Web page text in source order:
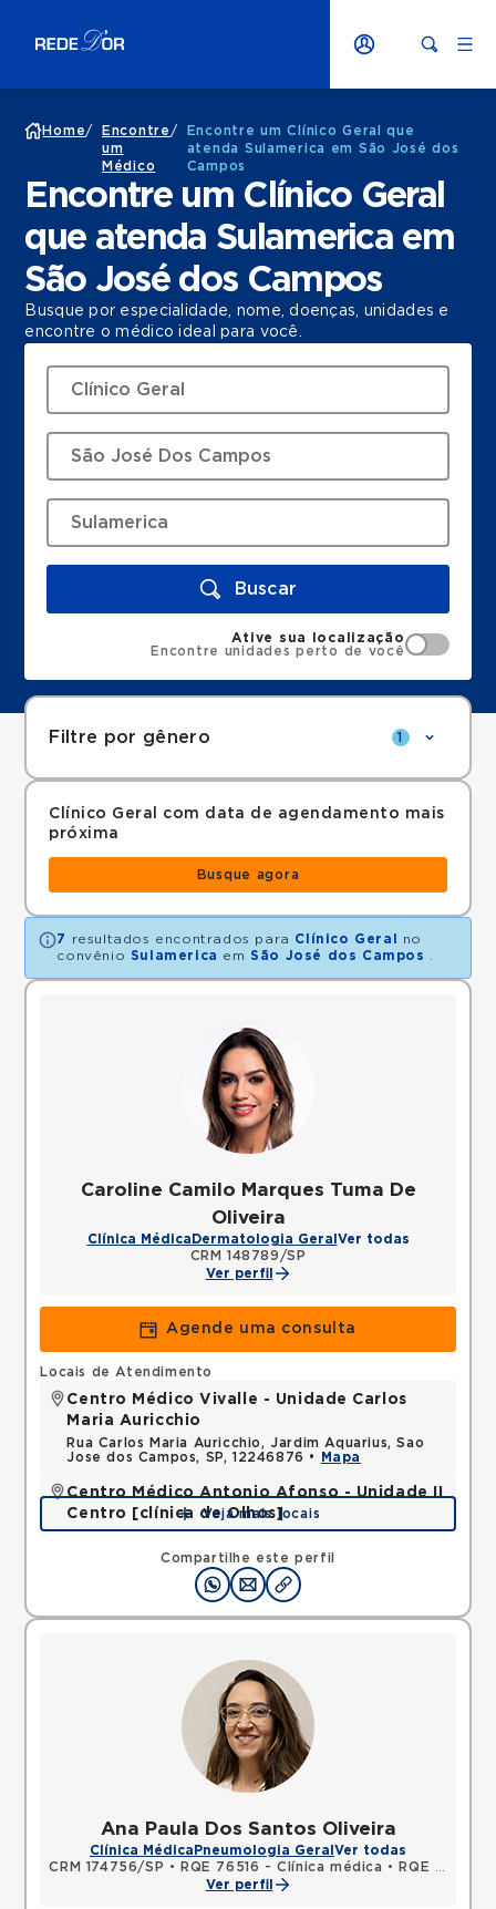
Home/
Encontre
um
Médico
/
Encontre um Clínico Geral que
atenda Sulamerica em São José dos
Campos
Encontre um Clínico Geral
que atenda Sulamerica em
São José dos Campos
Busque por especialidade, nome, doenças, unidades e
encontre o médico ideal para você.
Buscar
Ative sua localização
Encontre unidades perto de você
Filtre por gênero 1
Clínico Geral com data de agendamento mais
próxima
Busque agora
7 resultados encontrados para Clínico Geral
no
convênio Sulamerica em São José dos Campos
Caroline Camilo Marques Tuma De
Oliveira
Clínica Médica Dermatologia Geral Ver todas
CRM 148789/SP
Ver perfil
Agende uma consulta
Compartilhe este perfil
Locais de Atendimento
Centro Médico Vivalle - Unidade Carlos
Maria Auricchio
Rua Carlos Maria Auricchio, Jardim Aquarius, Sao
Jose dos Campos, SP, 12246876 •
Mapa
Centro Médico Antonio Afonso - Unidade II
Centro [clínica de Olhos]
Rua Quinze de Novembro, Centro, Jacarei, SP,
Mapa
Veja mais locais
Ana Paula Dos Santos Oliveira
Clínica Médica Pneumologia Geral Ver todas
CRM 174756/SP • RQE 76516 - Clínica médica •
RQE 91801 - Pneumologia
Ver perfil